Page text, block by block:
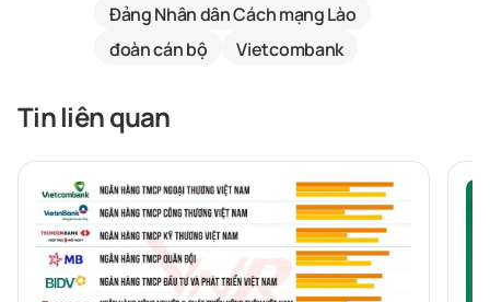
Đảng Nhân dân Cách mạng Lào
đoàn cán bộ
Vietcombank
Tin liên quan